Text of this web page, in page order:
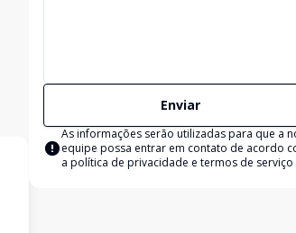
Enviar
As informações serão utilizadas para que a
equipe possa entrar em contato de acordo
a política de privacidade e termos de serviço